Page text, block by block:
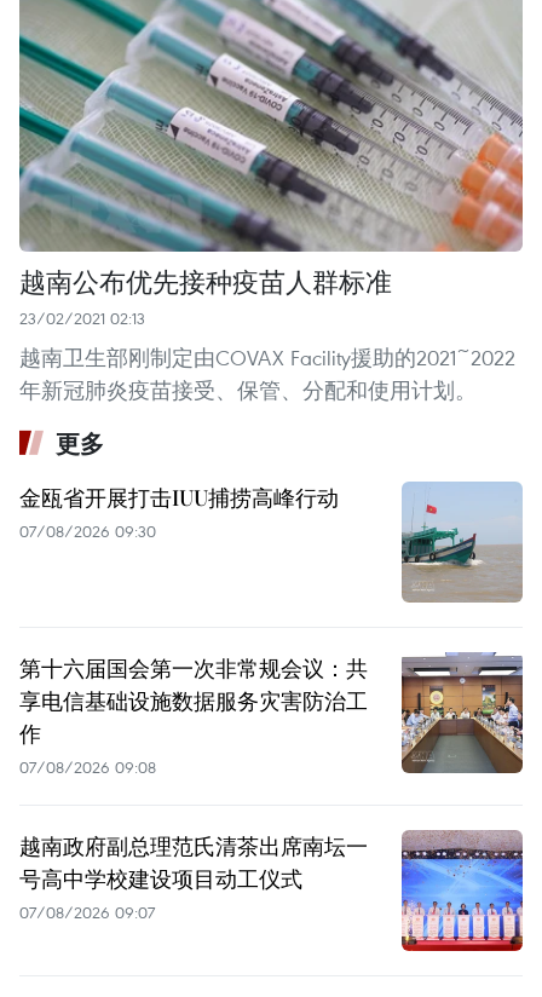
越南公布优先接种疫苗人群标准
23/02/2021 02:13
越南卫生部刚制定由COVAX Facility援助的2021~2022
年新冠肺炎疫苗接受、保管、分配和使用计划。
更多
金瓯省开展打击IUU捕捞高峰行动
07/08/2026 09:30
第十六届国会第一次非常规会议：共
享电信基础设施数据服务灾害防治工
作
07/08/2026 09:08
越南政府副总理范氏清茶出席南坛一
号高中学校建设项目动工仪式
07/08/2026 09:07